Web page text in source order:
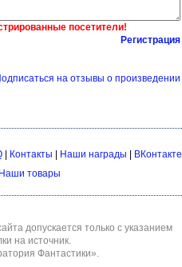
посетители!
Регистрация
на отзывы о произведении
| Контакты | Наши награды | ВКонтакте
Наши товары
допускается только с указанием
на источник.
Фантастики»